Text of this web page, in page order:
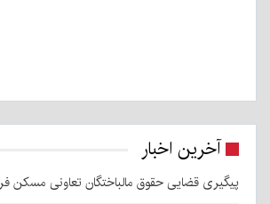
آخرین اخبار
پیگیری قضایی حقوق مالباختگان تعاونی مسکن